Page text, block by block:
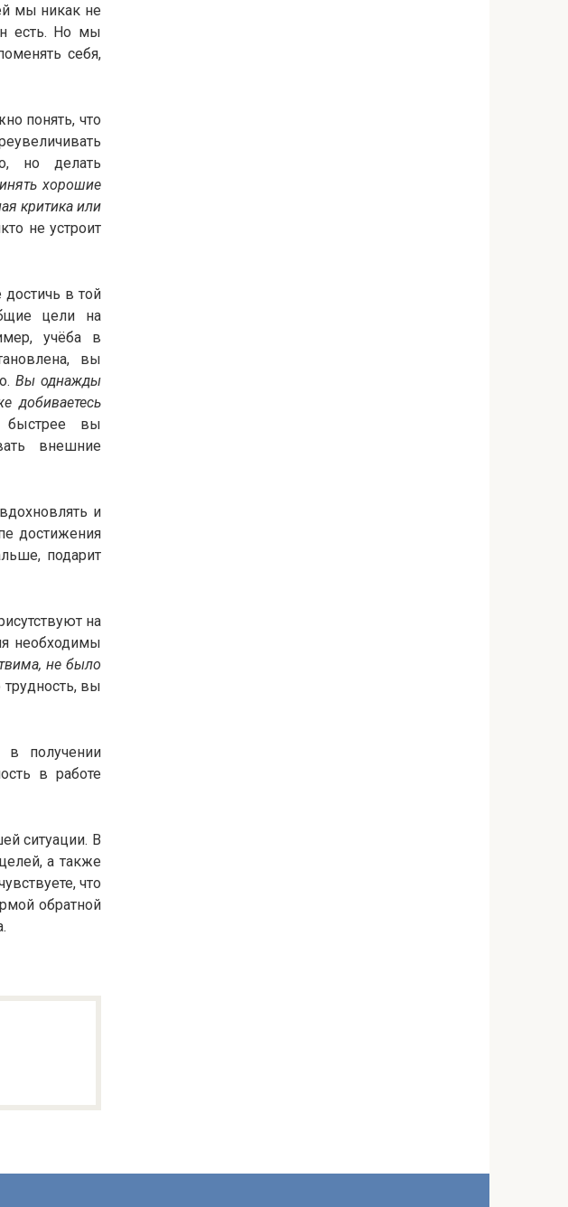
мы никак не
есть. Но мы
себя,
понять, что
но делать
хорошие
критика или
не устроит
в той
цели на
учёба в
вы
Вы однажды
добиваетесь
вы
внешние
и
достижения
подарит
на
необходимы
не было
вы
получении
в работе
ситуации. В
а также
что
обратной